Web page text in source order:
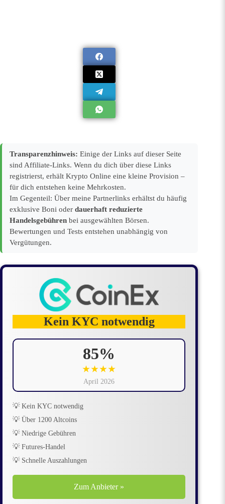
Transparenzhinweis: Einige der Links auf dieser Seite
sind Affiliate-Links. Wenn du dich über diese Links
registrierst, erhält Krypto Online eine kleine Provision –
für dich entstehen keine Mehrkosten.
Im Gegenteil: Über meine Partnerlinks erhältst du häufig
exklusive Boni oder dauerhaft reduzierte
Handelsgebühren bei ausgewählten Börsen.
Bewertungen und Tests entstehen unabhängig von
Vergütungen.
Kein KYC notwendig
85%
★★★★
April 2026
💡 Kein KYC notwendig
💡 Über 1200 Altcoins
💡 Niedrige Gebühren
💡 Futures-Handel
💡 Schnelle Auszahlungen
Zum Anbieter »